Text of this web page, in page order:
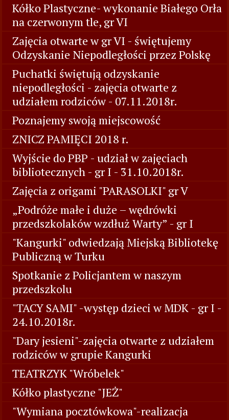
Kółko Plastyczne- wykonanie Białego Orła
na czerwonym tle, gr VI
Zajęcia otwarte w gr VI - świętujemy
Odzyskanie Niepodległości przez Polskę
Puchatki świętują odzyskanie
niepodległości - zajęcia otwarte z
udziałem rodziców - 07.11.2018r.
Poznajemy swoją miejscowość
ZNICZ PAMIĘCI 2018 r.
Wyjście do PBP - udział w zajęciach
bibliotecznych - gr I - 31.10.2018r.
Zajęcia z origami "PARASOLKI" gr V
„Podróże małe i duże – wędrówki
przedszkolaków wzdłuż Warty” - gr I
"Kangurki" odwiedzają Miejską Bibliotekę
Publiczną w Turku
Spotkanie z Policjantem w naszym
przedszkolu
"TACY SAMI" -występ dzieci w MDK - gr I -
24.10.2018r.
"Dary jesieni"-zajęcia otwarte z udziałem
rodziców w grupie Kangurki
TEATRZYK "Wróbelek"
Kółko plastyczne "JEŻ"
"Wymiana pocztówkowa"-realizacja